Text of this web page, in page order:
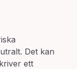
Det kan
ett